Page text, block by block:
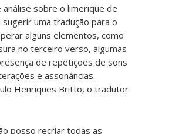
sobre o limerique de
uma tradução para o
alguns elementos, como
no terceiro verso, algumas
de repetições de sons
e assonâncias.
Henriques Britto, o tradutor
posso recriar todas as